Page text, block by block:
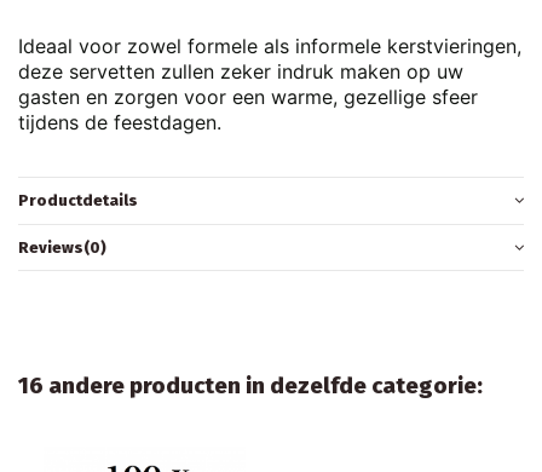
Ideaal voor zowel formele als informele kerstvieringen,
deze servetten zullen zeker indruk maken op uw
gasten en zorgen voor een warme, gezellige sfeer
tijdens de feestdagen.
Productdetails
Reviews(0)
16 andere producten in dezelfde categorie: